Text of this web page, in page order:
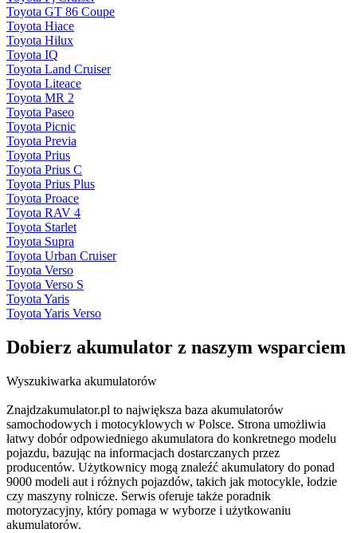
Toyota GT 86 Coupe
Toyota Hiace
Toyota Hilux
Toyota IQ
Toyota Land Cruiser
Toyota Liteace
Toyota MR 2
Toyota Paseo
Toyota Picnic
Toyota Previa
Toyota Prius
Toyota Prius C
Toyota Prius Plus
Toyota Proace
Toyota RAV 4
Toyota Starlet
Toyota Supra
Toyota Urban Cruiser
Toyota Verso
Toyota Verso S
Toyota Yaris
Toyota Yaris Verso
Dobierz akumulator z naszym wsparciem
Wyszukiwarka akumulatorów
Znajdzakumulator.pl to największa baza akumulatorów
samochodowych i motocyklowych w Polsce. Strona umożliwia
łatwy dobór odpowiedniego akumulatora do konkretnego modelu
pojazdu, bazując na informacjach dostarczanych przez
producentów. Użytkownicy mogą znaleźć akumulatory do ponad
9000 modeli aut i różnych pojazdów, takich jak motocykle, łodzie
czy maszyny rolnicze. Serwis oferuje także poradnik
motoryzacyjny, który pomaga w wyborze i użytkowaniu
akumulatorów.